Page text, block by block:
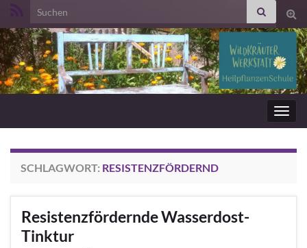
Search for:
SCHLAGWORT: RESISTENZFÖRDERND
Resistenzfördernde Wasserdost-
Tinktur